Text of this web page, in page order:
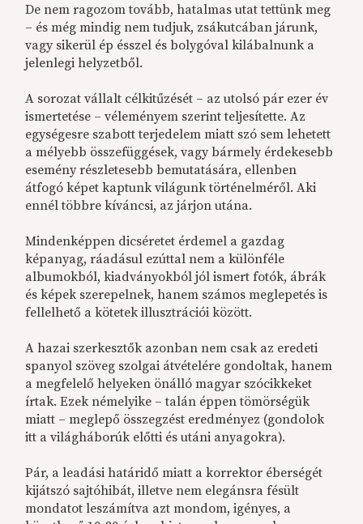
De nem ragozom tovább, hatalmas utat tettünk meg
– és még mindig nem tudjuk, zsákutcában járunk,
vagy sikerül ép ésszel és bolygóval kilábalnunk a
jelenlegi helyzetből.
A sorozat vállalt célkitűzését – az utolsó pár ezer év
ismertetése – véleményem szerint teljesítette. Az
egységesre szabott terjedelem miatt szó sem lehetett
a mélyebb összefüggések, vagy bármely érdekesebb
esemény részletesebb bemutatására, ellenben
átfogó képet kaptunk világunk történelméről. Aki
ennél többre kíváncsi, az járjon utána.
Mindenképpen dicséretet érdemel a gazdag
képanyag, ráadásul ezúttal nem a különféle
albumokból, kiadványokból jól ismert fotók, ábrák
és képek szerepelnek, hanem számos meglepetés is
fellelhető a kötetek illusztrációi között.
A hazai szerkesztők azonban nem csak az eredeti
spanyol szöveg szolgai átvételére gondoltak, hanem
a megfelelő helyeken önálló magyar szócikkeket
írtak. Ezek némelyike – talán éppen tömörségük
miatt – meglepő összegzést eredményez (gondolok
itt a világháborúk előtti és utáni anyagokra).
Pár, a leadási határidő miatt a korrektor éberségét
kijátszó sajtóhibát, illetve nem elegánsra fésült
mondatot leszámítva azt mondom, igényes, a